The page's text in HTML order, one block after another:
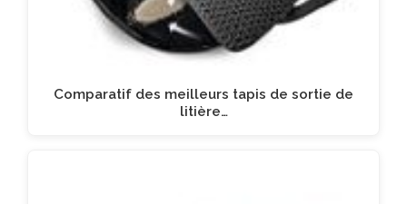
Comparatif des meilleurs tapis de sortie de
litière…